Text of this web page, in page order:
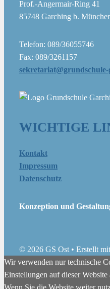
Prof.-Angermair-Ring 41
85748 Garching b.
Telefon: 089/36055746
Fax: 089/3261157
WICHTIGE
Kontakt
Impressum
Datenschutz
Konzeption und
© 2026 GS Ost • Erstellt mit
Wir verwenden nur technische
Einstellungen auf dieser
Wenn Sie die Website weiter